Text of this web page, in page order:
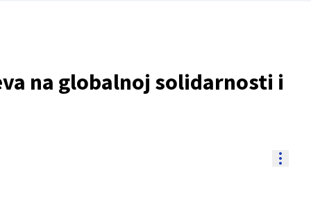
na globalnoj solidarnosti i